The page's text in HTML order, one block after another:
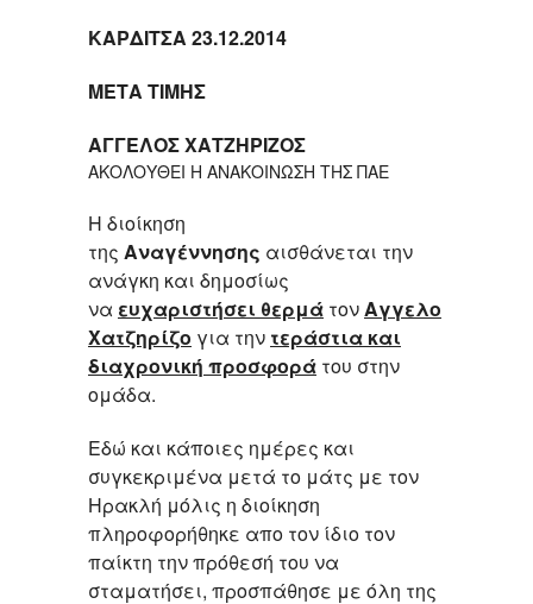
ΚΑΡΔΙΤΣΑ 23.12.2014
ΜΕΤΑ ΤΙΜΗΣ
ΑΓΓΕΛΟΣ ΧΑΤΖΗΡΙΖΟΣ
ΑΚΟΛΟΥΘΕΙ Η ΑΝΑΚΟΙΝΩΣΗ ΤΗΣ ΠΑΕ
Η διοίκηση
της Αναγέννησης αισθάνεται την
ανάγκη και δημοσίως
να ευχαριστήσει θερμά τονΑγγελο
Χατζηρίζο για την τεράστια και
διαχρονική προσφορά του στην
ομάδα.
Εδώ και κάποιες ημέρες και
συγκεκριμένα μετά το μάτς με τον
Ηρακλή μόλις η διοίκηση
πληροφορήθηκε απο τον ίδιο τον
παίκτη την πρόθεσή του να
σταματήσει, προσπάθησε με όλη της